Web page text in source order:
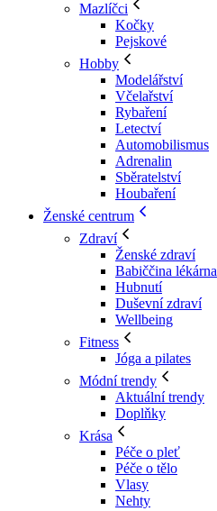
Mazlíčci
Kočky
Pejskové
Hobby
Modelářství
Včelařství
Rybaření
Letectví
Automobilismus
Adrenalin
Sběratelství
Houbaření
Ženské centrum
Zdraví
Ženské zdraví
Babiččina lékárna
Hubnutí
Duševní zdraví
Wellbeing
Fitness
Jóga a pilates
Módní trendy
Aktuální trendy
Doplňky
Krása
Péče o pleť
Péče o tělo
Vlasy
Nehty